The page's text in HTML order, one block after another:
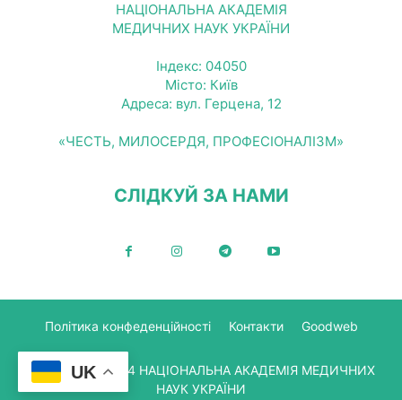
НАЦІОНАЛЬНА АКАДЕМІЯ
МЕДИЧНИХ НАУК УКРАЇНИ
Індекс: 04050
Місто: Київ
Адреса: вул. Герцена, 12
«ЧЕСТЬ, МИЛОСЕРДЯ, ПРОФЕСІОНАЛІЗМ»
СЛІДКУЙ ЗА НАМИ
Політика конфеденційності Контакти Goodweb
© Copyright 2024 НАЦІОНАЛЬНА АКАДЕМІЯ МЕДИЧНИХ
НАУК УКРАЇНИ
UK